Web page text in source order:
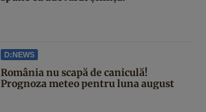
D:NEWS
România nu scapă de caniculă!
Prognoza meteo pentru luna august